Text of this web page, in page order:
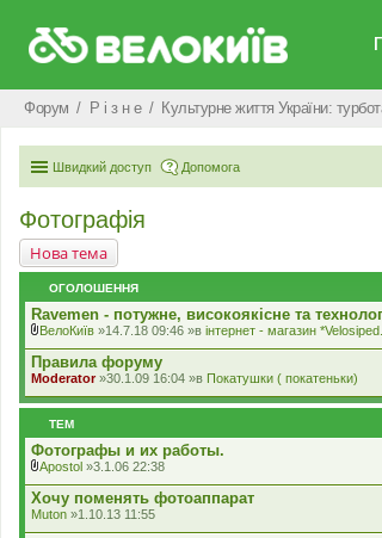
Форум Р i з н е Культурне життя України:
Швидкий доступ Допомога
Фотографія
Нова тема
ОГОЛОШЕННЯ
Ravemen - потужне, високоякісне та
к
л
а
д
н
я
ВелоКиїв »14.7.18 09:46 »в iнтернет - магазин
Правила форуму
Moderator»30.1.09 16:04 »в Покатушки ( покатеньки)
ТЕМ
Фотографы и их работы.
к
л
а
Apostol »3.1.06 22:38
Хочу поменять фотоаппарат
Muton »1.10.13 11:55